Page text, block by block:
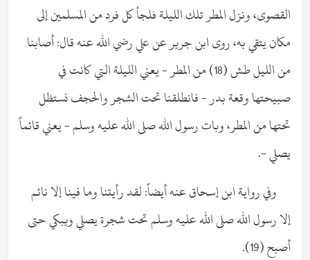
القصوى، ونزل المطر تلك الليلة فلجأ كل فرد من المسلمين إلى
مكان يتقي به، روى ابن جرير عن علي رضي الله عنه قال: أصابنا
من الليل طش (18) من المطر - يعني الليلة التي كانت في
صبيحتها وقعة بدر - فانطلقنا تحت الشجر والحجف نستظل
تحتها من المطر، وبات رسول الله صلى الله عليه وسلم - يعني قائماً
يصلي -.
وفي رواية ابن إسحاق عنه أيضاً: لقد رأيتنا وما فينا إلا نائم
إلا رسول الله صلى الله عليه وسلم تحت شجرة يصلي ويبكي حتى
أصبح (19).